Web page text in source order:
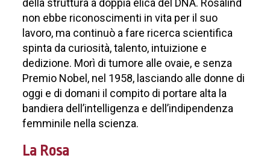
della struttura a doppia elica del DNA. Rosalind
non ebbe riconoscimenti in vita per il suo
lavoro, ma continuò a fare ricerca scientifica
spinta da curiosità, talento, intuizione e
dedizione. Morì di tumore alle ovaie, e senza
Premio Nobel, nel 1958, lasciando alle donne di
oggi e di domani il compito di portare alta la
bandiera dell’intelligenza e dell’indipendenza
femminile nella scienza.
La Rosa